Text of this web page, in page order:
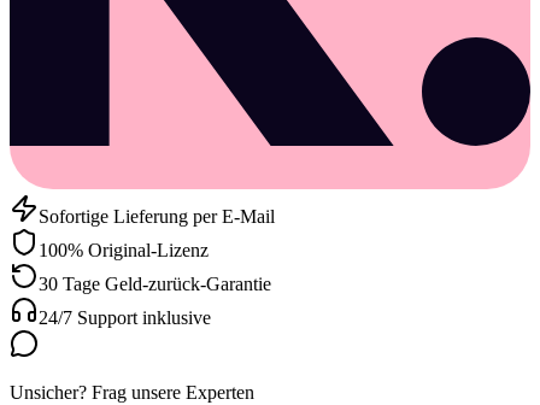
Sofortige Lieferung per E-Mail
100% Original-Lizenz
30 Tage Geld-zurück-Garantie
24/7 Support inklusive
Unsicher? Frag unsere Experten